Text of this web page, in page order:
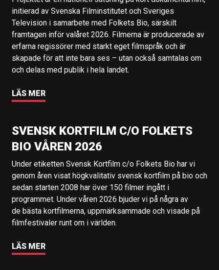
initierad av Svenska Filminstitutet och Sveriges
Television i samarbete med Folkets Bio, särskilt
framtagen inför valåret 2026. Filmerna är producerade av
erfarna regissörer med starkt eget filmspråk och är
skapade för att inte bara ses – utan också samtalas om
och delas med publik i hela landet.
LÄS MER
SVENSK KORTFILM C/O FOLKETS
BIO VÅREN 2026
Under etiketten Svensk Kortfilm c/o Folkets Bio har vi
genom åren visat högkvalitativ svensk kortfilm på bio och
sedan starten 2008 har över 150 filmer ingått i
programmet. Under våren 2026 bjuder vi på några av
de bästa kortfilmerna, uppmärksammade och visade på
filmfestivaler runt om i världen.
LÄS MER